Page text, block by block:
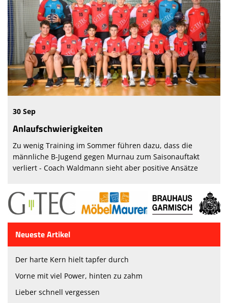
30 Sep
Anlaufschwierigkeiten
Zu wenig Training im Sommer führen dazu, dass die
männliche B-Jugend gegen Murnau zum Saisonauftakt
verliert - Coach Waldmann sieht aber positive Ansätze
Neueste Artikel
Der harte Kern hielt tapfer durch
Vorne mit viel Power, hinten zu zahm
Lieber schnell vergessen